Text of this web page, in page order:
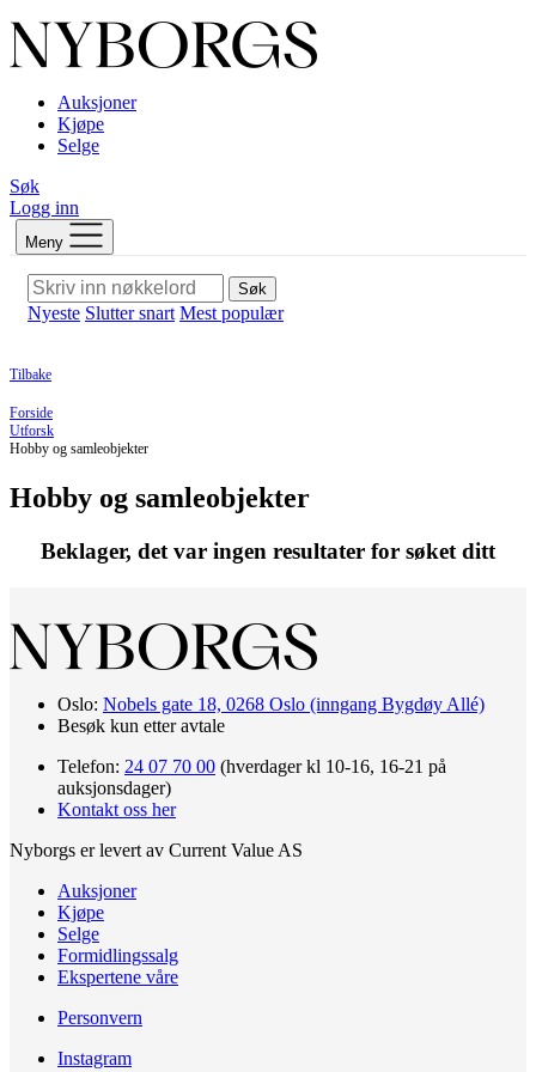
Auksjoner
Kjøpe
Selge
Søk
Logg inn
Meny
Søk
Nyeste Slutter snart Mest populær
Tilbake
Forside
Utforsk
Hobby og samleobjekter
Hobby og samleobjekter
Beklager, det var ingen resultater for søket ditt
Oslo: Nobels gate 18, 0268 Oslo (inngang Bygdøy Allé)
Besøk kun etter avtale
Telefon: 24 07 70 00 (hverdager kl 10-16, 16-21 på
auksjonsdager)
Kontakt oss her
Nyborgs er levert av Current Value AS
Auksjoner
Kjøpe
Selge
Formidlingssalg
Ekspertene våre
Personvern
Instagram